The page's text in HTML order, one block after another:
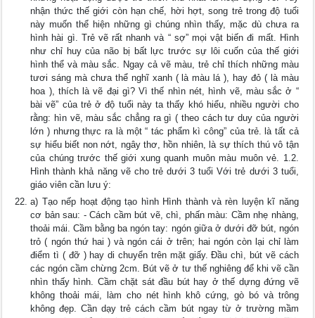
nhận thức thế giới còn hạn chế, hời hợt, song trẻ trong độ tuổi
này muốn thể hiện những gì chúng nhìn thấy, mặc dù chưa ra
hình hài gì. Trẻ vẽ rất nhanh và “ sợ” mọi vật biến đi mất. Hình
như chỉ huy của não bị bất lực trước sự lôi cuốn của thế giới
hình thể và màu sắc. Ngay cả vẽ màu, trẻ chỉ thích những màu
tươi sáng mà chưa thể nghĩ xanh ( là màu lá ), hay đỏ ( là màu
hoa ), thích là vẽ đại gì? Vì thế nhìn nét, hình vẽ, màu sắc ở “
bài vẽ” của trẻ ở độ tuổi này ta thấy khó hiểu, nhiều người cho
rằng: hìn vẽ, màu sắc chẳng ra gì ( theo cách tư duy của người
lớn ) nhưng thực ra là một “ tác phẩm kì công” của trẻ. là tất cả
sự hiểu biết non nớt, ngây thơ, hồn nhiên, là sự thích thú vô tận
của chúng trước thế giới xung quanh muôn màu muôn vẻ. 1.2.
Hình thành khả năng vẽ cho trẻ dưới 3 tuổi Với trẻ dưới 3 tuổi,
giáo viên cần lưu ý:
a) Tạo nếp hoạt động tạo hình Hình thành và rèn luyện kĩ năng
cơ bản sau: - Cách cầm bút vẽ, chì, phấn màu: Cầm nhẹ nhàng,
thoải mái. Cầm bằng ba ngón tay: ngón giữa ở dưới đỡ bút, ngón
trỏ ( ngón thứ hai ) và ngón cái ở trên; hai ngón còn lại chỉ làm
điểm tì ( đỡ ) hay di chuyển trên mặt giấy. Đầu chì, bút vẽ cách
các ngón cầm chừng 2cm. Bút vẽ ở tư thế nghiêng để khi vẽ cần
nhìn thấy hình. Cầm chặt sát đầu bút hay ở thế dựng đứng vẽ
không thoải mái, làm cho nét hình khô cứng, gò bó và trông
không đẹp. Cần dạy trẻ cách cầm bút ngay từ ở trường mầm